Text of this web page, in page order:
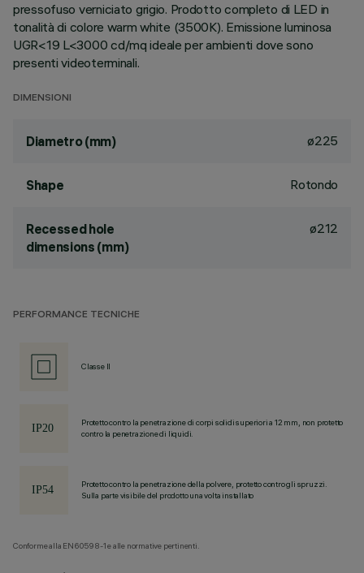
pressofuso verniciato grigio. Prodotto completo di LED in
tonalità di colore warm white (3500K). Emissione luminosa
UGR<19 L<3000 cd/mq ideale per ambienti dove sono
presenti videoterminali.
DIMENSIONI
Diametro (mm) ø225
Shape Rotondo
Recessed hole
dimensions (mm)
ø212
PERFORMANCE TECNICHE
Classe II
Protetto contro la penetrazione di corpi solidi superiori a 12 mm, non protetto
contro la penetrazione di liquidi.
Protetto contro la penetrazione della polvere, protetto contro gli spruzzi.
Sulla parte visibile del prodotto una volta installato
Conforme alla EN60598-1 e alle normative pertinenti.